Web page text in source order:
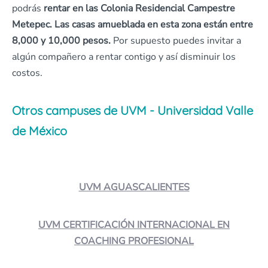
podrás rentar en las Colonia Residencial Campestre
Metepec. Las casas amueblada en esta zona están entre
8,000 y 10,000 pesos. Por supuesto puedes invitar a
algún compañero a rentar contigo y así disminuir los
costos.
Otros campuses de UVM - Universidad Valle
de México
UVM AGUASCALIENTES
UVM CERTIFICACIÓN INTERNACIONAL EN
COACHING PROFESIONAL